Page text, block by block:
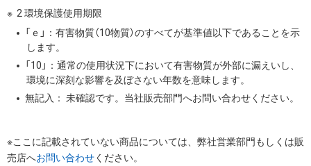
2 環境保護使用期限
「ｅ」：有害物質（10物質）のすべてが基準値以下であることを示
します。
「10」：通常の使用状況下において有害物質が外部に漏えいし、
環境に深刻な影響を及ぼさない年数を意味します。
無記入： 未確認です。当社販売部門へお問い合わせください。
※ここに記載されていない商品については、弊社営業部門もしくは販
売店へお問い合わせください。